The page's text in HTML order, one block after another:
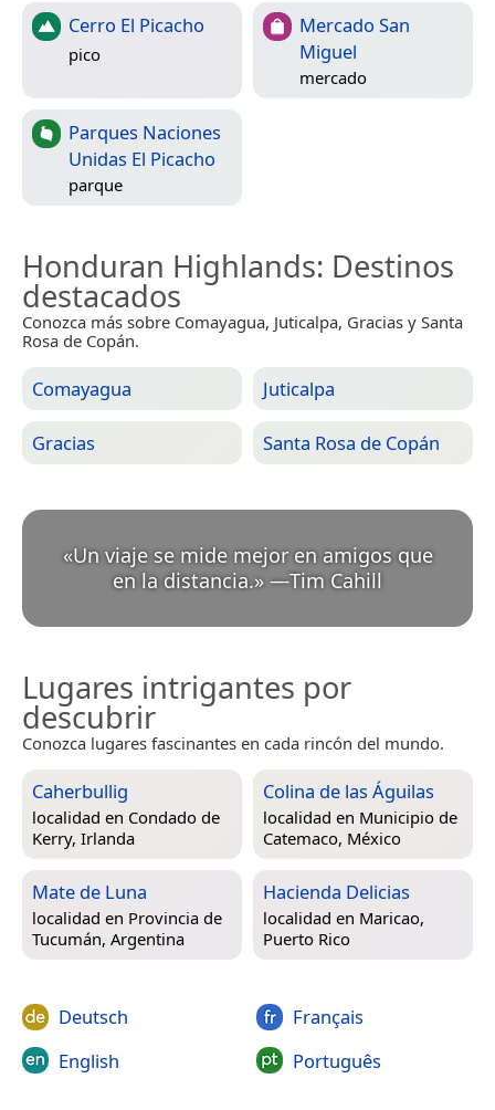
Cerro El Picacho
pico
Mercado San
Miguel
mercado
Parques Naciones
Unidas El Picacho
parque
Honduran Highlands: Destinos
destacados
Conozca más sobre Comayagua, Juticalpa, Gracias y Santa
Rosa de Copán.
Comayagua Juticalpa
Gracias Santa Rosa de Copán
«Un viaje se mide mejor en amigos que
en la distancia.» —Tim Cahill
Lugares intrigantes por
descubrir
Conozca lugares fascinantes en cada rincón del mundo.
Caherbullig
localidad en Condado de
Kerry, Irlanda
Colina de las Águilas
localidad en Municipio de
Catemaco, México
Mate de Luna
localidad en Provincia de
Tucumán, Argentina
Hacienda Delicias
localidad en Maricao,
Puerto Rico
Deutsch
English
Français
Português